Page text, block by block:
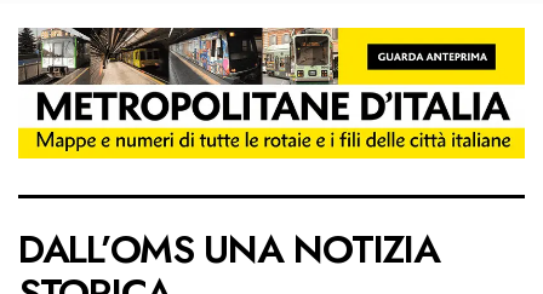
DALL’OMS UNA NOTIZIA